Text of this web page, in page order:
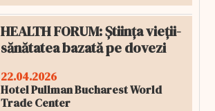
HEALTH FORUM: Știința vieții-
sănătatea bazată pe dovezi
22.04.2026
Hotel Pullman Bucharest World
Trade Center